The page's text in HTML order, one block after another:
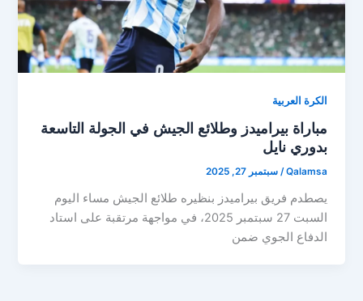
الكرة العربية
مباراة بيراميدز وطلائع الجيش في الجولة التاسعة
بدوري نايل
Qalamsa
/سبتمبر 27, 2025
يصطدم فريق بيراميدز بنظيره طلائع الجيش مساء اليوم
السبت 27 سبتمبر 2025، في مواجهة مرتقبة على استاد
الدفاع الجوي ضمن